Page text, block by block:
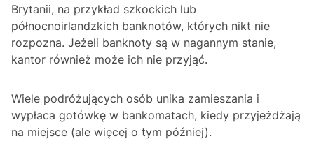
Brytanii, na przykład szkockich lub
północnoirlandzkich banknotów, których nikt nie
rozpozna. Jeżeli banknoty są w nagannym stanie,
kantor również może ich nie przyjąć.
Wiele podróżujących osób unika zamieszania i
wypłaca gotówkę w bankomatach, kiedy przyjeżdżają
na miejsce (ale więcej o tym później).